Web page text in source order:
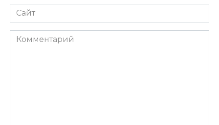
Сайт
Комментарий